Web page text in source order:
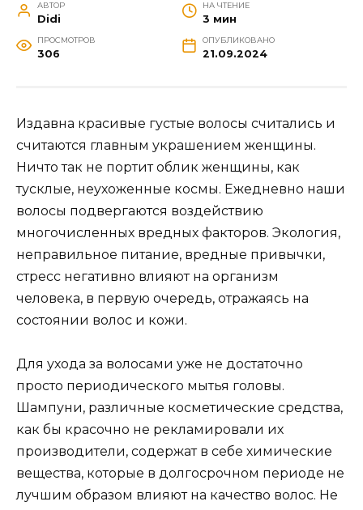
АВТОР
Didi
НА ЧТЕНИЕ
3 мин
ПРОСМОТРОВ
306
ОПУБЛИКОВАНО
21.09.2024
Издавна красивые густые волосы считались и
считаются главным украшением женщины.
Ничто так не портит облик женщины, как
тусклые, неухоженные космы. Ежедневно наши
волосы подвергаются воздействию
многочисленных вредных факторов. Экология,
неправильное питание, вредные привычки,
стресс негативно влияют на организм
человека, в первую очередь, отражаясь на
состоянии волос и кожи.
Для ухода за волосами уже не достаточно
просто периодического мытья головы.
Шампуни, различные косметические средства,
как бы красочно не рекламировали их
производители, содержат в себе химические
вещества, которые в долгосрочном периоде не
лучшим образом влияют на качество волос. Не